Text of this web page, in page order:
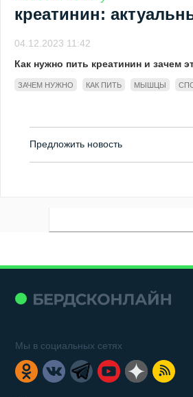
креатинин:
04.12.2023 11:42
Как нужно пить креатинин и зачем
ЗАЧЕМ НУЖНО КАК ПИТЬ МЫШЦЫ
Предложить новость
Мы в социальных сетях